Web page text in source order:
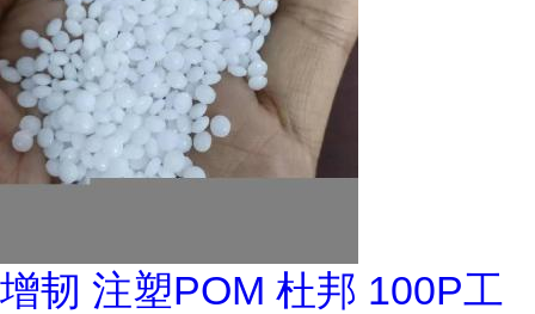
增韧 注塑POM 杜邦 100P工